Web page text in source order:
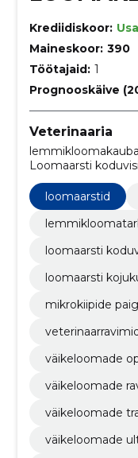
Krediidiskoor:
Maineskoor: 390
Töötajaid: 1
Prognooskäive
Veterinaaria
Loomaarsti
loomaarstid,
steriliseerimine,
hambaravi,
loomaarstid
loomaarsti
loomaarsti
mikrokiipide
väikeloomade
väikeloomade
väikeloomade
väikeloomade